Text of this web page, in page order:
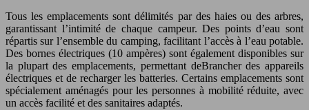
Tous les emplacements sont délimités par des haies ou des arbres,
garantissant l’intimité de chaque campeur. Des points d’eau sont
répartis sur l’ensemble du camping, facilitant l’accès à l’eau potable.
Des bornes électriques (10 ampères) sont également disponibles sur
la plupart des emplacements, permettant deBrancher des appareils
électriques et de recharger les batteries. Certains emplacements sont
spécialement aménagés pour les personnes à mobilité réduite, avec
un accès facilité et des sanitaires adaptés.